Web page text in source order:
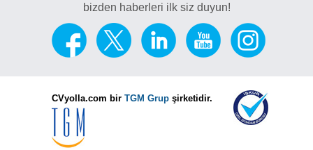
bizden haberleri ilk siz duyun!
CVyolla.com bir TGM Grup şirketidir.